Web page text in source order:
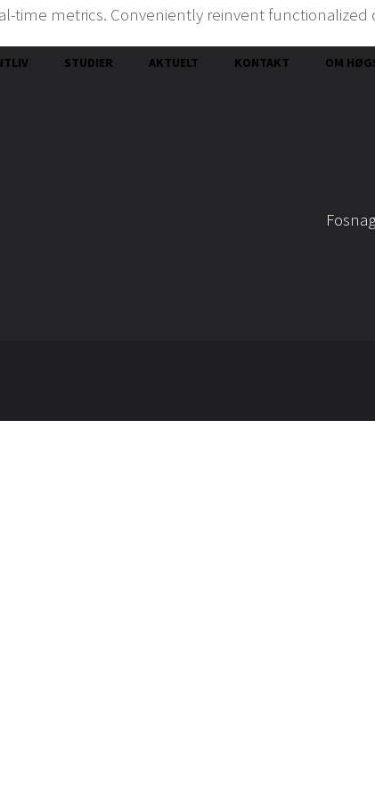
STUDIER AKTUELT KONTAKT OM
time metrics. Conveniently reinvent functionalized